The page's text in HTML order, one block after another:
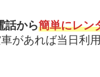
話から簡単にレン
があれば当日利